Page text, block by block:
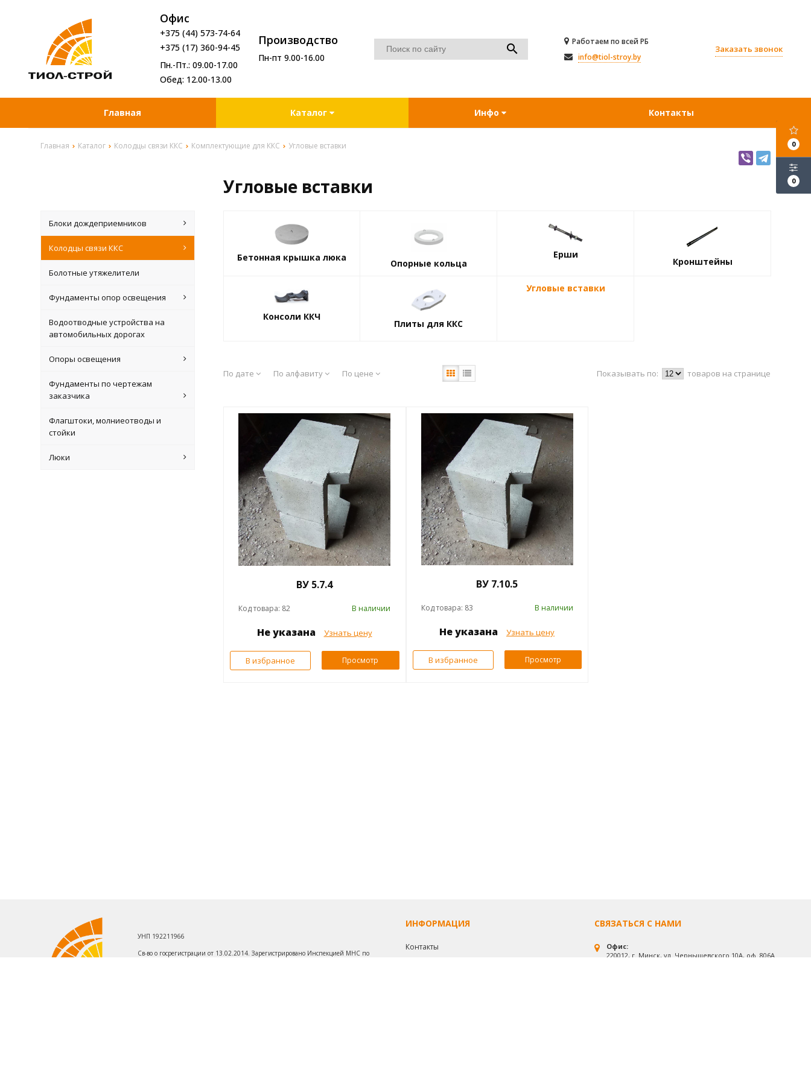
Офис
+375 (44) 573-74-64
+375 (17) 360-94-45
Пн.-Пт.: 09.00-17.00
Обед: 12.00-13.00
Производство
Пн-пт 9.00-16.00
Работаем по всей РБ
info@tiol-stroy.by
Заказать звонок
Главная Каталог Инфо Контакты
Главная Каталог Колодцы связи ККС Комплектующие для ККС Угловые вставки
Угловые вставки
0
0
Блоки дождеприемников
Колодцы связи ККС
Болотные утяжелители
Фундаменты опор освещения
Водоотводные устройства на
автомобильных дорогах
Опоры освещения
Фундаменты по чертежам
заказчика
Флагштоки, молниеотводы и
стойки
Люки
Бетонная крышка люка Опорные кольца
Ерши
Кронштейны
Консоли ККЧ
Плиты для ККС
Угловые вставки
По дате По алфавиту По цене Показывать по: товаров на странице
ВУ 5.7.4
Код товара: 82 В наличии
Не указана Узнать цену
В избранное Просмотр
ВУ 7.10.5
Код товара: 83 В наличии
Не указана Узнать цену
В избранное Просмотр
УНП 192211966
Св-во о госрегистрации от 13.02.2014. Зарегистрировано Инспекцией МНС по
ИНФОРМАЦИЯ
Контакты
СВЯЗАТЬСЯ С НАМИ
Офис:
220012, г. Минск, ул. Чернышевского 10А, оф. 806А